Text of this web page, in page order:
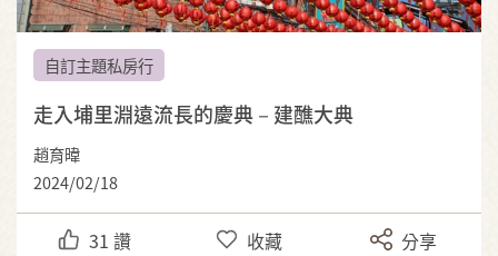
自訂主題私房行
走入埔里淵遠流長的慶典－建醮大典
趙育暐
2024/02/18
31 讚 收藏 分享